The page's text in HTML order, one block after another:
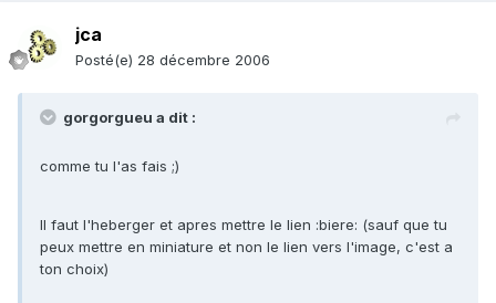
jca
Posté(e) 28 décembre 2006
gorgorgueu a dit :
comme tu l'as fais ;)
Il faut l'heberger et apres mettre le lien :biere: (sauf que tu
peux mettre en miniature et non le lien vers l'image, c'est a
ton choix)